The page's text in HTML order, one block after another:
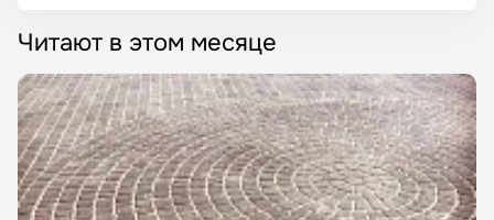
Читают в этом месяце